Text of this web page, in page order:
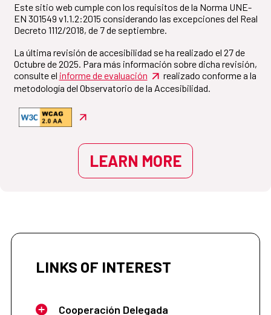
Este sitio web cumple con los requisitos de la Norma UNE-
EN 301549 v1.1.2:2015 considerando las excepciones del Real
Decreto 1112/2018, de 7 de septiembre.
La última revisión de accesibilidad se ha realizado el 27 de
Octubre de 2025. Para más información sobre dicha revisión,
consulte el informe de evaluación
realizado conforme a la
metodología del Observatorio de la Accesibilidad.
LEARN MORE
LINKS OF INTEREST
Cooperación Delegada